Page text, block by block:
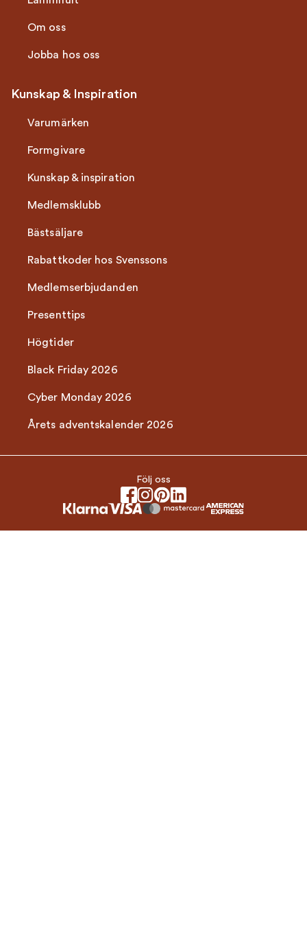
Om oss
Jobba hos oss
Kunskap & Inspiration
Varumärken
Formgivare
Kunskap & inspiration
Medlemsklubb
Bästsäljare
Rabattkoder hos Svenssons
Medlemserbjudanden
Presenttips
Högtider
Black Friday 2026
Cyber Monday 2026
Årets adventskalender 2026
Följ oss